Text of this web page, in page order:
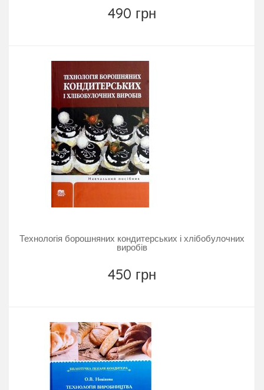
490 грн
Технологія борошняних кондитерських і хлібобулочних
виробів
450 грн